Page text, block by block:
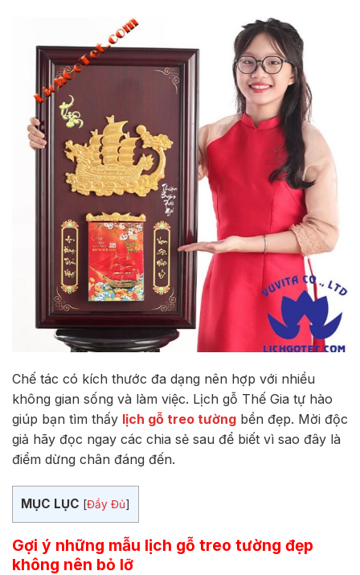
Chế tác có kích thước đa dạng nên hợp với nhiều
không gian sống và làm việc. Lịch gỗ Thế Gia tự hào
giúp bạn tìm thấy lịch gỗ treo tường bền đẹp. Mời độc
giả hãy đọc ngay các chia sẻ sau để biết vì sao đây là
điểm dừng chân đáng đến.
MỤC LỤC [Đầy Đủ]
Gợi ý những mẫu lịch gỗ treo tường đẹp
không nên bỏ lỡ